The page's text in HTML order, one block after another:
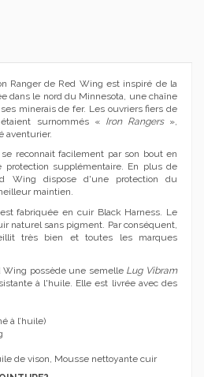
Ranger de Red Wing est inspiré de la
dans le nord du Minnesota, une chaîne
minerais de fer. Les ouvriers fiers de
surnommés « Iron Rangers»,
aventurier.
reconnait facilement par son bout en
supplémentaire. En plus de
Wing dispose d'une protection du
maintien.
fabriquée en cuir Black Harness. Le
naturel sans pigment. Par conséquent,
très bien et toutes les marques
possède une semelle Lug Vibram
à l'huile. Elle est livrée avec des
à l’huile)
de vison, Mousse nettoyante cuir